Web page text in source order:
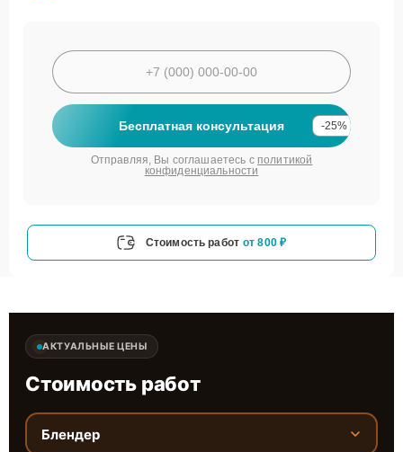
Бесплатная консультация -25%
Отправляя, Вы соглашаетесь с политикой
конфиденциальности
Стоимость работ от 800 ₽
АКТУАЛЬНЫЕ ЦЕНЫ
Стоимость работ
Блендер